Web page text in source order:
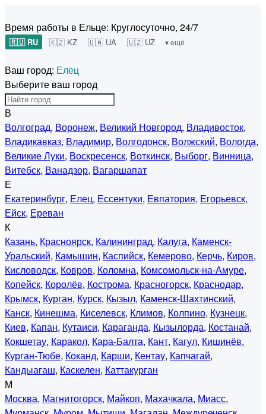
Время работы в Ельце: Круглосуточно, 24/7
🇷🇺 RU 🇰🇿 KZ 🇺🇦 UA 🇺🇿 UZ ▾ ещё
Ваш город: Елец
Выберите ваш город
В
Волгоград, Воронеж, Великий Новгород, Владивосток,
Владикавказ, Владимир, Волгодонск, Волжский, Вологда,
Великие Луки, Воскресенск, Воткинск, Выборг, Винница,
Витебск, Ванадзор, Вагаршапат
Е
Екатеринбург, Елец, Ессентуки, Евпатория, Егорьевск,
Ейск, Ереван
К
Казань, Красноярск, Калининград, Калуга, Каменск-
Уральский, Камышин, Каспийск, Кемерово, Керчь, Киров,
Кисловодск, Ковров, Коломна, Комсомольск-на-Амуре,
Копейск, Королёв, Кострома, Красногорск, Краснодар,
Крымск, Курган, Курск, Кызыл, Каменск-Шахтинский,
Канск, Кинешма, Киселевск, Климов, Колпино, Кузнецк,
Киев, Капан, Кутаиси, Караганда, Кызылорда, Костанай,
Кокшетау, Каракол, Кара-Балта, Кант, Кагул, Кишинёв,
Курган-Тюбе, Коканд, Карши, Кентау, Капчагай,
Кандыагаш, Каскелен, Каттакурган
М
Москва, Магнитогорск, Майкоп, Махачкала, Миасс,